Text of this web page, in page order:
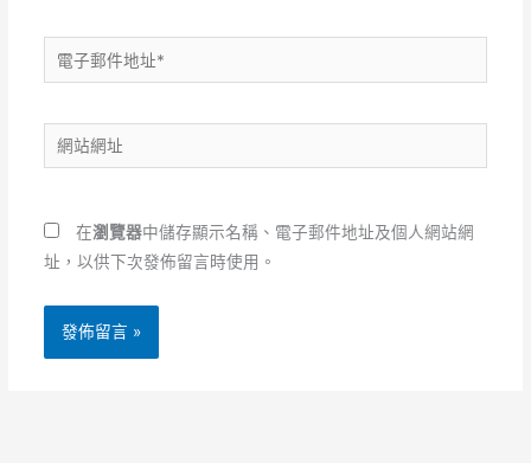
電
子
件
地
*
站
址
在瀏覽器中儲存顯示名稱、電子郵件地址及個人網站網
址，以供下次發佈留言時使用。